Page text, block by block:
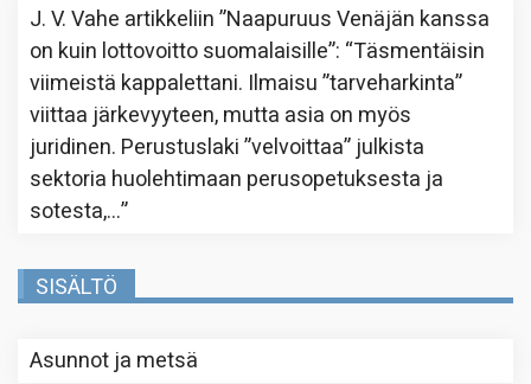
J. V. Vahe artikkeliin”Naapuruus Venäjän kanssa
on kuin lottovoitto suomalaisille”: “Täsmentäisin
viimeistä kappalettani. Ilmaisu ”tarveharkinta”
viittaa järkevyyteen, mutta asia on myös
juridinen. Perustuslaki ”velvoittaa” julkista
sektoria huolehtimaan perusopetuksesta ja
sotesta,…”
SISÄLTÖ
Asunnot ja metsä